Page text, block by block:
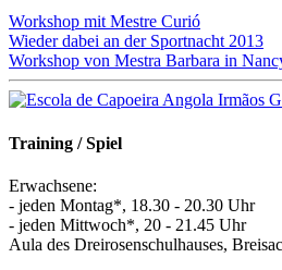
Workshop mit Mestre Curió
Wieder dabei an der Sportnacht 2013
Workshop von Mestra Barbara in
Training / Spiel
Erwachsene:
- jeden Montag*, 18.30 - 20.30 Uhr
- jeden Mittwoch*, 20 - 21.45 Uhr
Aula des Dreirosenschulhauses,